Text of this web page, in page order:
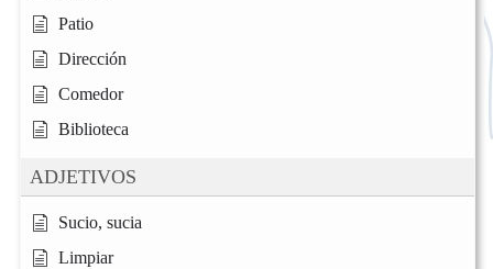
Patio
Dirección
Comedor
Biblioteca
ADJETIVOS
Sucio, sucia
Limpiar